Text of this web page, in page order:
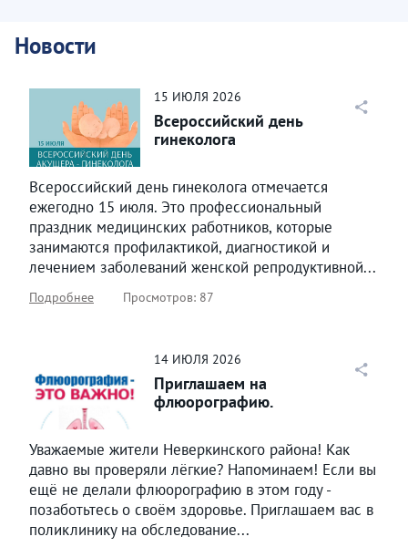
Новости
15 ИЮЛЯ 2026
Всероссийский день
гинеколога
Всероссийский день гинеколога отмечается
ежегодно 15 июля. Это профессиональный
праздник медицинских работников, которые
занимаются профилактикой, диагностикой и
лечением заболеваний женской репродуктивной...
Подробнее Просмотров: 87
14 ИЮЛЯ 2026
Приглашаем на
флюорографию.
Уважаемые жители Неверкинского района! Как
давно вы проверяли лёгкие? Напоминаем! Если вы
ещё не делали флюорографию в этом году -
позаботьтесь о своём здоровье. Приглашаем вас в
поликлинику на обследование...